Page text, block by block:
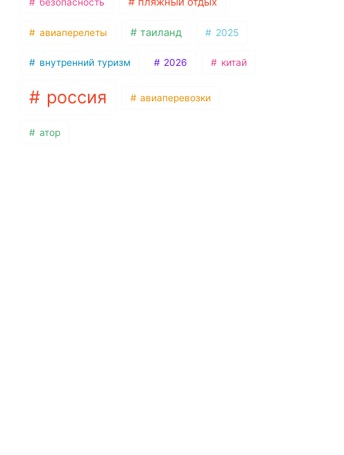
безопасность
авиаперелеты таиланд 2025
внутренний туризм 2026 китай
россия авиаперевозки
атор